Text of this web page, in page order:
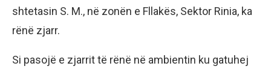
shtetasin S. M., në zonën e Fllakës, Sektor Rinia, ka
rënë zjarr.
Si pasojë e zjarrit të rënë në ambientin ku gatuhej